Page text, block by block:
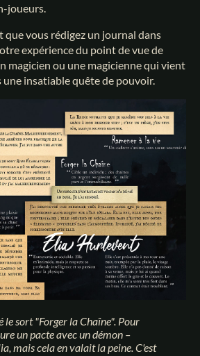
joueurs.
que vous rédigez un journal dans
expérience du point de vue de
magicien ou une magicienne qui vient
une insatiable quête de pouvoir.
le sort "Forger la Chaîne". Pour
un pacte avec un démon –
mais cela en valait la peine. C'est